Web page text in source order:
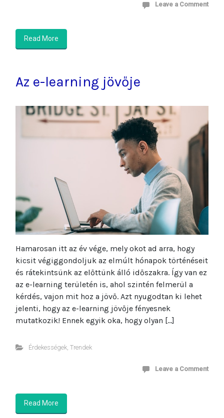
Leave a Comment
Read More
Az e-learning jövője
Hamarosan itt az év vége, mely okot ad arra, hogy
kicsit végiggondoljuk az elmúlt hónapok történéseit
és rátekintsünk az előttünk álló időszakra. Így van ez
az e-learning területén is, ahol szintén felmerül a
kérdés, vajon mit hoz a jövő. Azt nyugodtan ki lehet
jelenti, hogy az e-learning jövője fényesnek
mutatkozik! Ennek egyik oka, hogy olyan […]
Érdekességek, Trendek
Leave a Comment
Read More